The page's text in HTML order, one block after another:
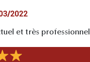
2022
et très professionnel